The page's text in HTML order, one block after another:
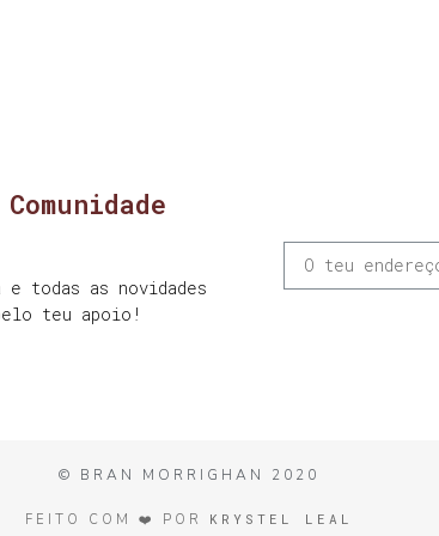
e todas as novidades
teu apoio!
© BRAN MORRIGHAN 2020
FEITO COM ❤️ POR KRYSTEL LEAL